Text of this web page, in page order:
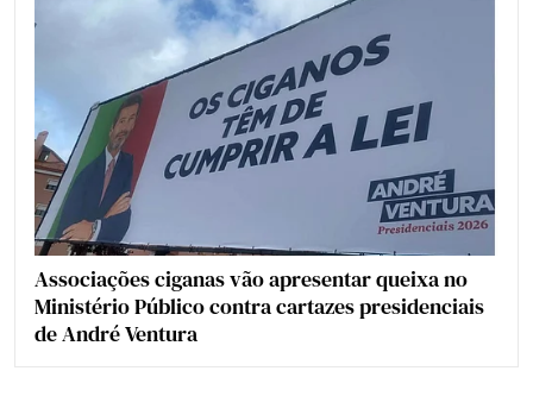
Associações ciganas vão apresentar queixa no
Ministério Público contra cartazes presidenciais
de André Ventura